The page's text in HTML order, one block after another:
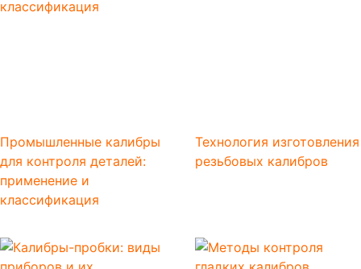
Промышленные калибры
для контроля деталей:
применение и
классификация
Технология изготовления
резьбовых калибров